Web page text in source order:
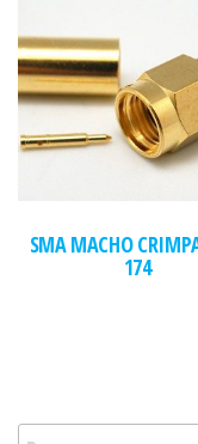
SMA MACHO
174